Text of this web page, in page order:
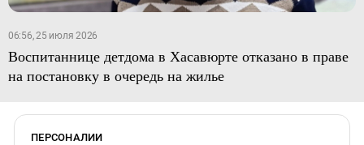
06:56, 25 июля 2026
Воспитаннице детдома в Хасавюрте отказано в праве
на постановку в очередь на жилье
ПЕРСОНАЛИИ